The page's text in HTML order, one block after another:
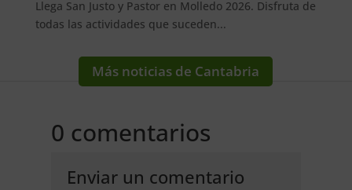
Llega San Justo y Pastor en Molledo 2026. Disfruta de
todas las actividades que suceden...
Más noticias de Cantabria
0 comentarios
Enviar un comentario